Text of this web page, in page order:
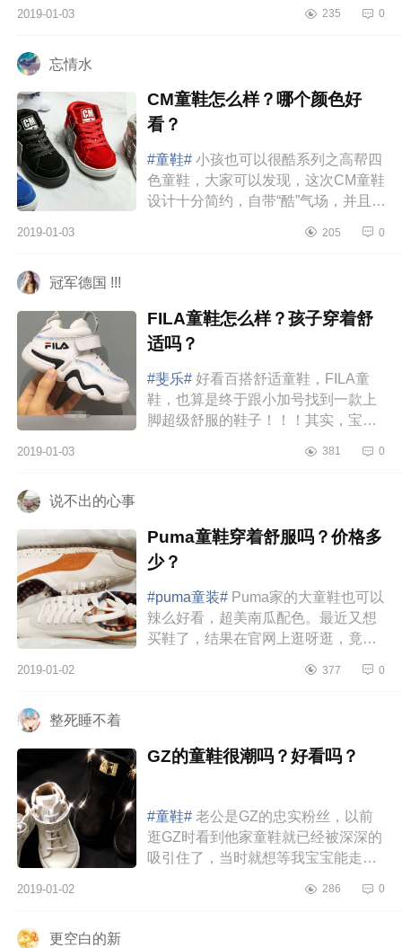
买鞋都是挑了又挑，外观太丑的不
2019-01-03 235 0
忘情水
CM童鞋怎么样？哪个颜色好
看？
#童鞋# 小孩也可以很酷系列之高帮四
色童鞋，大家可以发现，这次CM童鞋
设计十分简约，自带“酷”气场，并且四
童鞋码数：28码—34码。身...
2019-01-03 205 0
冠军德国 !!!
FILA童鞋怎么样？孩子穿着舒
适吗？
#斐乐# 好看百搭舒适童鞋，FILA童
鞋，也算是终于跟小加号找到一款上
脚超级舒服的鞋子！！！其实，宝妈
注意的就是舒服！！！毕竟孩子在...
2019-01-03 381 0
说不出的心事
Puma童鞋穿着舒服吗？价格多
少？
#puma童装# Puma家的大童鞋也可以
辣么好看，超美南瓜配色。最近又想
买鞋了，结果在官网上逛呀逛，竟然
其是这温柔的南瓜色配色，感jio超级
2019-01-02 377 0
整死睡不着
GZ的童鞋很潮吗？好看吗？
#童鞋# 老公是GZ的忠实粉丝，以前
逛GZ时看到他家童鞋就已经被深深的
吸引住了，当时就想等我宝宝能走路
男宝宝穿，简直酷到没朋友呀，上...
2019-01-02 286 0
更空白的新